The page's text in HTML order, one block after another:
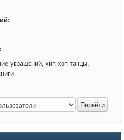
украшений, хип-хоп танцы,